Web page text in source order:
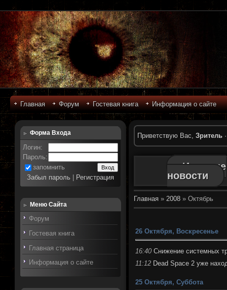
Главная Форум Гостевая книга Информация о сайте
Форма Входа
Логин:
Пароль:
запомнить
Забыл пароль
Регистрация
Меню Сайта
Форум
Гостевая книга
Главная страница
Информация о сайте
Приветствую Вас,Зритель
Игровые
новости
Главная »2008 » Октябрь
26 Октября, Воскресенье
16:40 Снижение системных
11:12 Dead Space 2 уже
25 Октября, Суббота